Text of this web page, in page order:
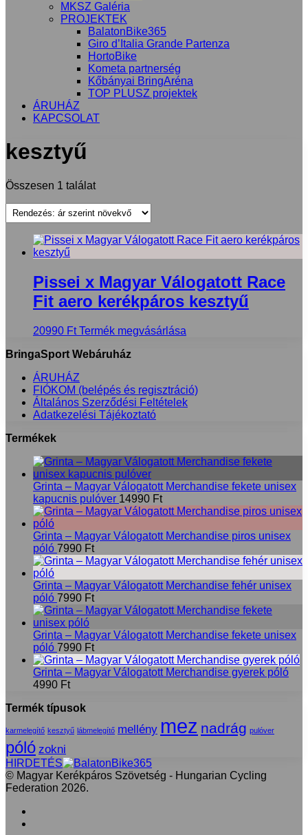
MKSZ Galéria
PROJEKTEK
BalatonBike365
Giro d’Italia Grande Partenza
HortoBike
Kometa partnerség
Kőbányai BringAréna
TOP PLUSZ projektek
ÁRUHÁZ
KAPCSOLAT
kesztyű
Összesen 1 találat
Pissei x Magyar Válogatott Race
Fit aero kerékpáros kesztyű
20990 Ft Termék megvásárlása
BringaSport Webáruház
ÁRUHÁZ
FIÓKOM (belépés és regisztráció)
Általános Szerződési Feltételek
Adatkezelési Tájékoztató
Termékek
Grinta – Magyar Válogatott Merchandise fekete unisex
kapucnis pulóver 14990 Ft
Grinta – Magyar Válogatott Merchandise piros unisex
póló 7990 Ft
Grinta – Magyar Válogatott Merchandise fehér unisex
póló 7990 Ft
Grinta – Magyar Válogatott Merchandise fekete unisex
póló 7990 Ft
Grinta – Magyar Válogatott Merchandise gyerek póló
4990 Ft
Termék típusok
karmelegítő kesztyű lábmelegítő mellény mez nadrág pulóver
póló zokni
HIRDETÉS
© Magyar Kerékpáros Szövetség - Hungarian Cycling
Federation 2026.